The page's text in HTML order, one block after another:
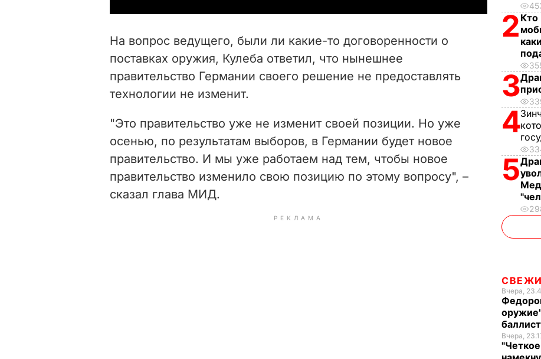
i
d
o
На вопрос ведущего, были ли какие-то договоренности о
поставках оружия, Кулеба ответил, что нынешнее
правительство Германии своего решение не предоставлять
технологии не изменит.
"Это правительство уже не изменит своей позиции. Но уже
осенью, по результатам выборов, в Германии будет новое
правительство. И мы уже работаем над тем, чтобы новое
правительство изменило свою позицию по этому вопросу", –
сказал глава МИД.
РЕКЛАМА
2 Кто
3
4
5
Вчера,
Вчера,